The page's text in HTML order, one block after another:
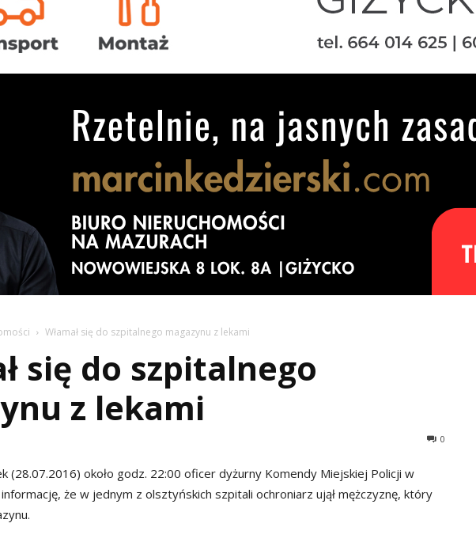
Włamał się do szpitalnego magazynu z lekami
się do szpitalnego
z lekami
0
(28.07.2016) około godz. 22:00 oficer dyżurny Komendy Miejskiej Policji w
że w jednym z olsztyńskich szpitali ochroniarz ujął mężczyznę, który